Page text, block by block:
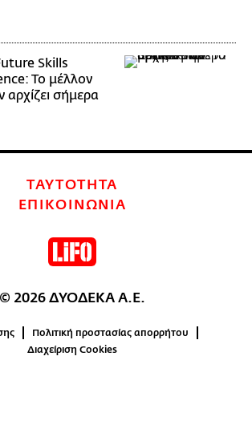
Skills
To μέλλον
αρχίζει σήμερα
ΤΑΥΤΟΤΗΤΑ
ΕΠΙΚΟΙΝΩΝΙΑ
© 2026 ΔΥΟΔΕΚΑ Α.Ε.
Πολιτική προστασίας απορρήτου
Διαχείριση Cookies